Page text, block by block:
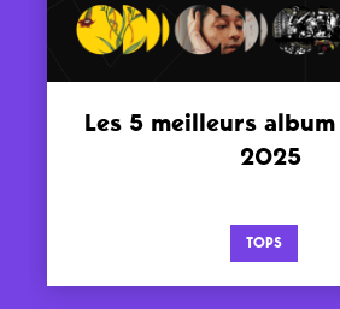
Les 5 meilleurs
2025
TOPS